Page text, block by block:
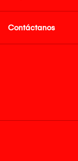
Contáctanos